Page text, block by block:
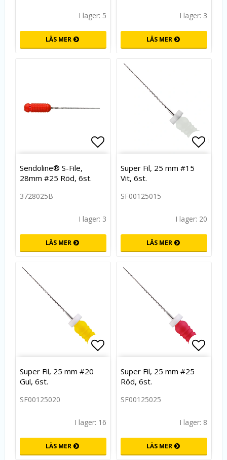
I lager: 5
LÄS MER
I lager: 3
LÄS MER
Lägg till i favoritlistan
Sendoline® S-File,
28mm #25 Röd, 6st.
3728025B
I lager: 3
LÄS MER
Lägg
Super Fil, 25 mm #15
Vit, 6st.
SF00125015
I lager: 20
LÄS MER
Lägg till i favoritlistan
Super Fil, 25 mm #20
Gul, 6st.
SF00125020
I lager: 16
LÄS MER
Lägg
Super Fil, 25 mm #25
Röd, 6st.
SF00125025
I lager: 8
LÄS MER